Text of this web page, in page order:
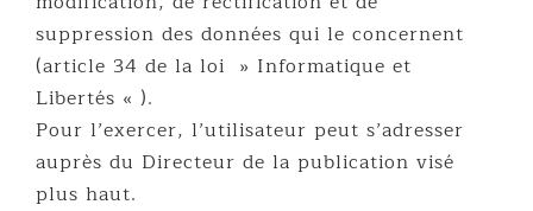
suppression des données qui le concernent
(article 34 de la loi » Informatique et
Libertés « ).
Pour l’exercer, l’utilisateur peut s’adresser
auprès du Directeur de la publication visé
plus haut.